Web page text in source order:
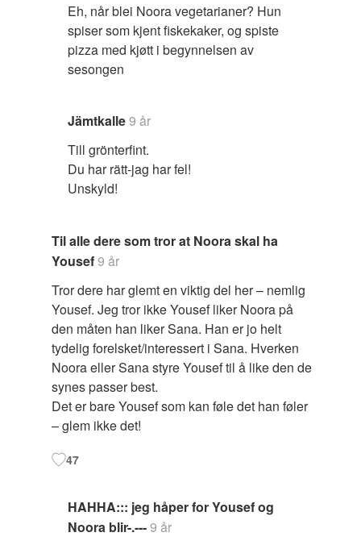
Eh, når blei Noora vegetarianer? Hun
spiser som kjent fiskekaker, og spiste
pizza med kjøtt i begynnelsen av
sesongen
Jämtkalle9 år
Till grönterfint.
Du har rätt-jag har fel!
Unskyld!
Til alle dere som tror at Noora skal ha
Yousef9 år
Tror dere har glemt en viktig del her – nemlig
Yousef. Jeg tror ikke Yousef liker Noora på
den måten han liker Sana. Han er jo helt
tydelig forelsket/interessert i Sana. Hverken
Noora eller Sana styre Yousef til å like den de
synes passer best.
Det er bare Yousef som kan føle det han føler
– glem ikke det!
47
HAHHA::: jeg håper for Yousef og
Noora blir-.---9 år